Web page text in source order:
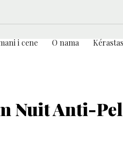
i cene O nama
Nuit Anti-